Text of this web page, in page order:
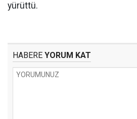
yürüttü.
HABERE YORUM KAT